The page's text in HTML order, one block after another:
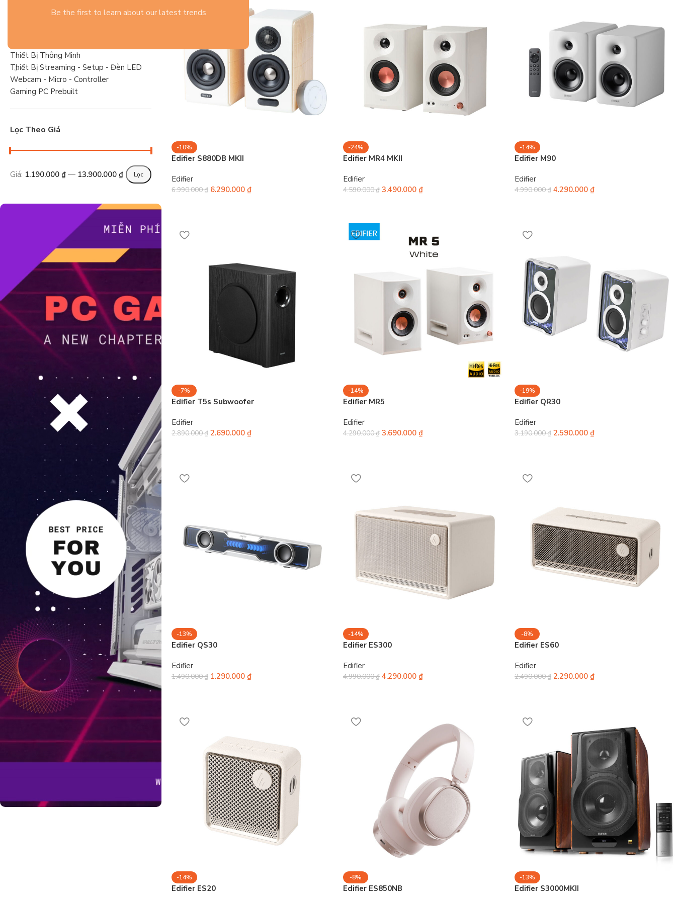
Be the first to learn about our latest trends
Gaming Gear
Thiết Bị Thông Minh
Thiết Bị Streaming - Setup - Đèn LED
Webcam - Micro - Controller
Gaming PC Prebuilt
Lọc Theo Giá
Lọc
Giá: 1.190.000 ₫ — 13.900.000 ₫
-10%
Edifier S880DB MKII
Edifier
6.990.000₫ 6.290.000 ₫
-24%
Edifier MR4 MKII
Edifier
4.590.000₫ 3.490.000 ₫
-14%
Edifier M90
Edifier
4.990.000₫ 4.290.000 ₫
-7%
Edifier T5s Subwoofer
Edifier
2.890.000₫ 2.690.000 ₫
-14%
Edifier MR5
Edifier
4.290.000₫ 3.690.000 ₫
-19%
Edifier QR30
Edifier
3.190.000₫ 2.590.000 ₫
-13%
Edifier QS30
Edifier
1.490.000₫ 1.290.000 ₫
-14%
Edifier ES300
Edifier
4.990.000₫ 4.290.000 ₫
-8%
Edifier ES60
Edifier
2.490.000₫ 2.290.000 ₫
-14%
Edifier ES20
-8%
Edifier ES850NB
-13%
Edifier S3000MKII